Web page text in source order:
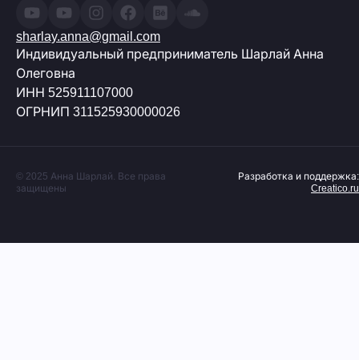
sharlay.anna@gmail.com
Индивидуальный предприниматель Шарлай Анна
Олеговна
ИНН 525911107000
ОГРНИП 311525930000026
© 2025 Анна Шарлай. Все права
защищены
Разработка и поддержка:
Creatico.ru